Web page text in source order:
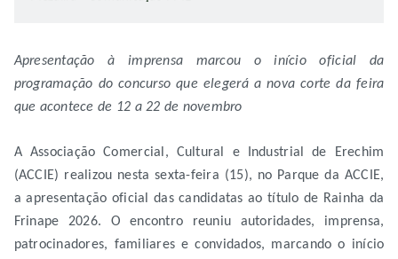
Apresentação à imprensa marcou o início oficial da
programação do concurso que elegerá a nova corte da feira
que acontece de 12 a 22 de novembro
A Associação Comercial, Cultural e Industrial de Erechim
(ACCIE) realizou nesta sexta-feira (15), no Parque da ACCIE,
a apresentação oficial das candidatas ao título de Rainha da
Frinape 2026. O encontro reuniu autoridades, imprensa,
patrocinadores, familiares e convidados, marcando o início